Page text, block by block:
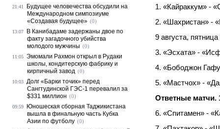
1. «Кайраккум» -
2. «Шахристан» -
9 августа, пятница
3. «Эсхата» -
4. «Бободжон
5. «Мастчох» -
Ответные матчи.
6. «Спитамен» -
21:41
Будущее человечества обсудили на
Международном симпозиуме
«Создавая будущее» (0)
13:07
В Канибадаме задержаны двое по
факту загадочного убийства
молодого мужчины (0)
11:05 Эмомали Рахмон открыл в Рудаки
школы, кондитерскую фабрику и
кирпичный завод (0)
10:03 Долг «Барки точик» перед
Сангтудинской ГЭС-1 перевалил за
$331 миллион (0)
09:59
Юношеская сборная Таджикистана
вышла в финальную часть Кубка
Азии по футболу (0)